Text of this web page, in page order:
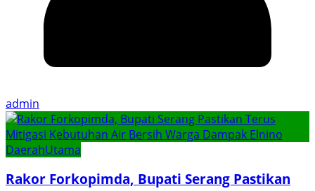
admin
DaerahUtama
Rakor Forkopimda, Bupati Serang Pastikan